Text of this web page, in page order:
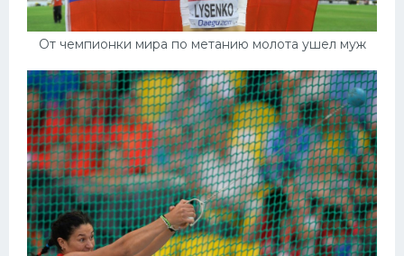
От чемпионки мира по метанию молота ушел муж